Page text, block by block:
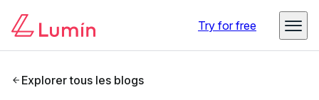
Try for free
Explorer tous les blogs